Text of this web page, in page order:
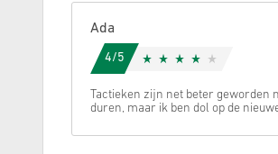
Ada
4/5
Tactieken zijn net beter geworden
duren, maar ik ben dol op de